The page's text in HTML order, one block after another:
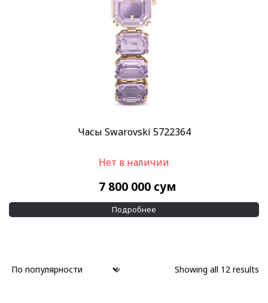
Часы Swarovski 5722364
Нет в наличии
7 800 000 сум
Подробнее
Showing all 12 results